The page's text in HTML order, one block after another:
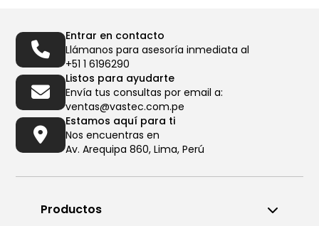
Entrar en contacto
Llámanos para asesoría inmediata al
+51 1 6196290
Listos para ayudarte
Envía tus consultas por email a:
ventas@vastec.com.pe
Estamos aquí para ti
Nos encuentras en
Av. Arequipa 860, Lima, Perú
Productos